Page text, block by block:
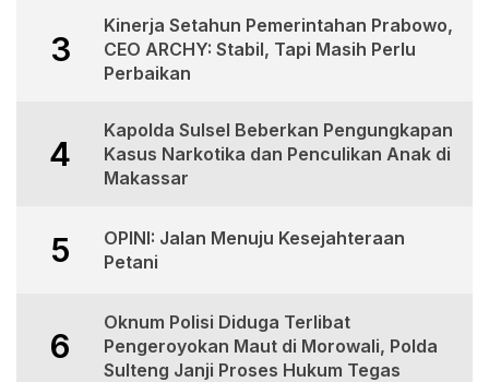
3
Kinerja Setahun Pemerintahan Prabowo,
CEO ARCHY: Stabil, Tapi Masih Perlu
Perbaikan
4
Kapolda Sulsel Beberkan Pengungkapan
Kasus Narkotika dan Penculikan Anak di
Makassar
5
OPINI: Jalan Menuju Kesejahteraan
Petani
6
Oknum Polisi Diduga Terlibat
Pengeroyokan Maut di Morowali, Polda
Sulteng Janji Proses Hukum Tegas